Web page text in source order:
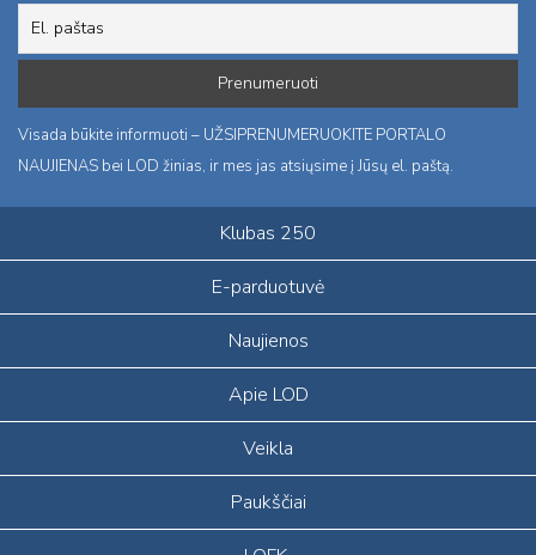
Visada būkite informuoti – UŽSIPRENUMERUOKITE PORTALO
NAUJIENAS bei LOD žinias, ir mes jas atsiųsime į Jūsų el. paštą.
Klubas 250
E-parduotuvė
Naujienos
Apie LOD
Veikla
Paukščiai